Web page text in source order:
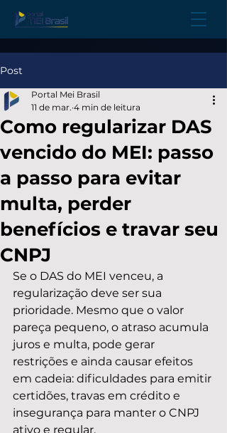
Post
Como regularizar DAS
vencido do MEI: passo
a passo para evitar
multa, perder
benefícios e travar seu
CNPJ
Portal Mei Brasil
11 de mar. 4 min de leitura
Se o DAS do MEI venceu, a
regularização deve ser sua
prioridade. Mesmo que o valor
pareça pequeno, o atraso acumula
juros e multa, pode gerar
restrições e ainda causar efeitos
em cadeia: dificuldades para emitir
certidões, travas em crédito e
insegurança para manter o CNPJ
ativo e regular.